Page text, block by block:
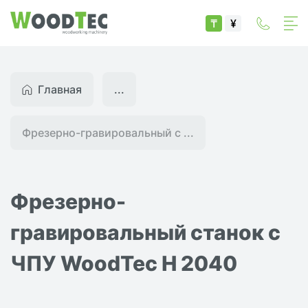
₸ ¥
Главная
Фрезерно-гравировальный с ...
...
Фрезерно-
гравировальный станок с
ЧПУ WoodTec H 2040